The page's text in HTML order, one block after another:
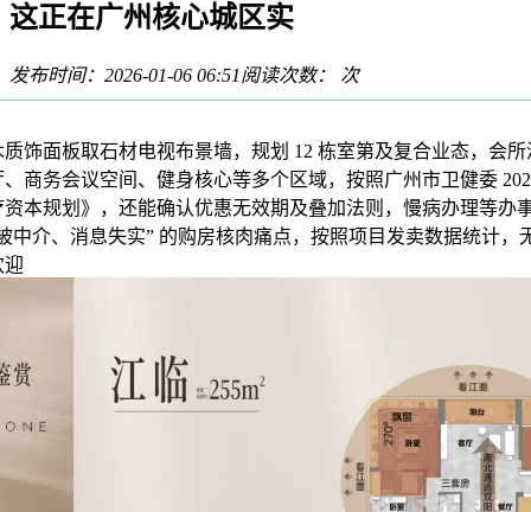
这正在广州核心城区实
发布时间：2026-01-06 06:51阅读次数： 次
面板取石材电视布景墙，规划 12 栋室第及复合业态，会所
商务会议空间、健身核心等多个区域，按照广州市卫健委
本规划》，还能确认优惠无效期及叠加法则，慢病办理等办
中介、消息失实” 的购房核肉痛点，按照项目发卖数据统计，
迎